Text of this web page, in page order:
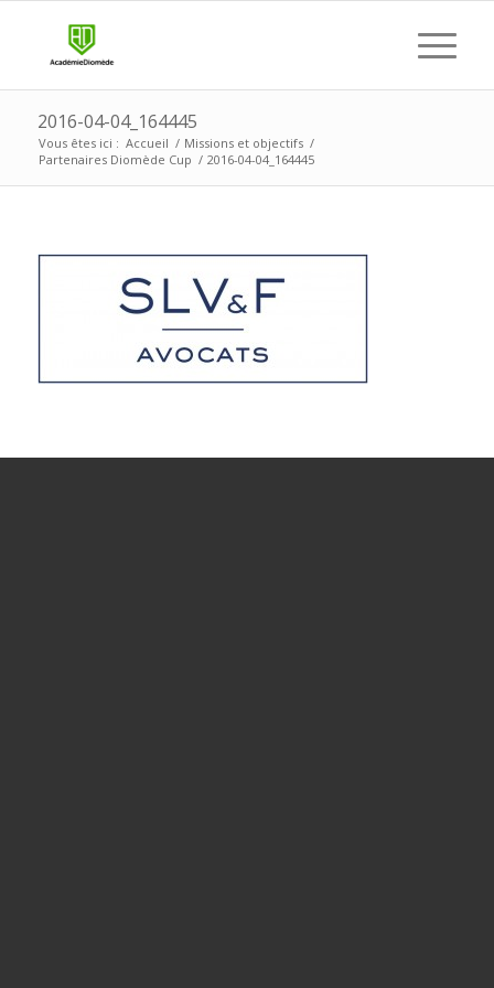
2016-04-04_164445
Vous êtes ici : Accueil / Missions et objectifs /
Partenaires Diomède Cup / 2016-04-04_164445